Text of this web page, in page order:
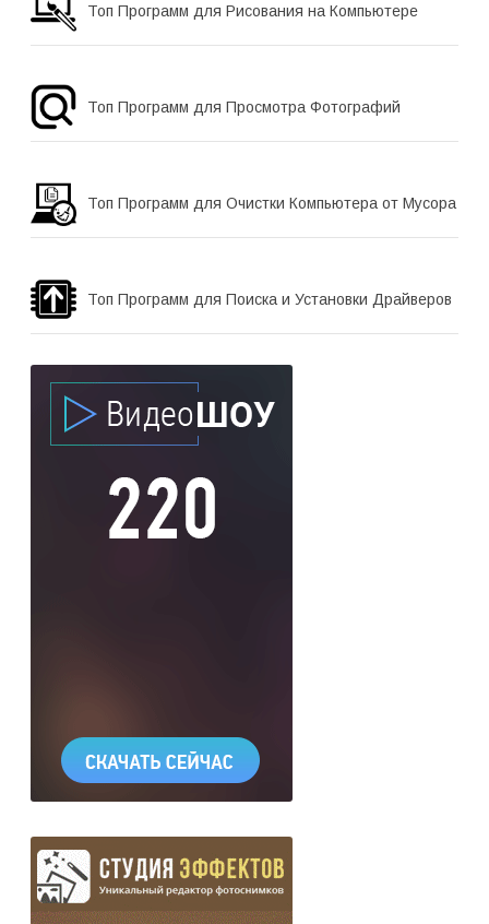
Топ Программ для Рисования на Компьютере
Топ Программ для Просмотра Фотографий
Топ Программ для Очистки Компьютера от Мусора
Топ Программ для Поиска и Установки Драйверов